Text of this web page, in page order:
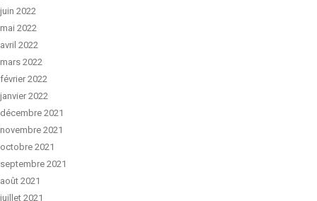
juin 2022
mai 2022
avril 2022
mars 2022
février 2022
janvier 2022
décembre 2021
novembre 2021
octobre 2021
septembre 2021
août 2021
juillet 2021